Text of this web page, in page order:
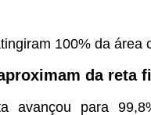
100% da área
da reta
avançou para